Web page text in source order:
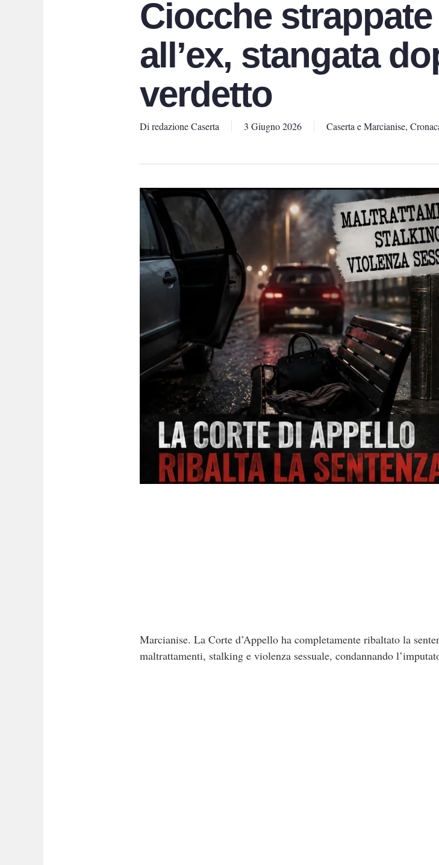
Ciocche
all’ex, stangata
verdetto
Di redazione Caserta 3 Giugno 2026 Caserta e Marcianise,
Marcianise. La Corte d’Appello ha completamente ribaltato la
maltrattamenti, stalking e violenza sessuale, condannando